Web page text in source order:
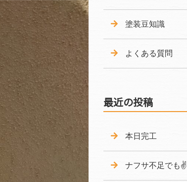
塗装豆知識
よくある質問
最近の投稿
本日完工
ナフサ不足でも✌️